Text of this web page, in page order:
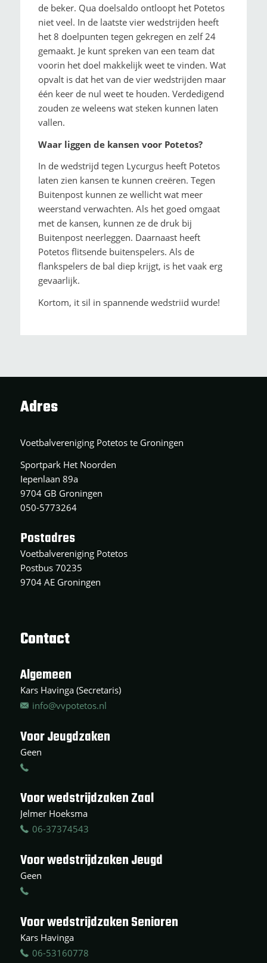
de beker. Qua doelsaldo ontloopt het Potetos
niet veel. In de laatste vier wedstrijden heeft
het 8 doelpunten tegen gekregen en zelf 24
gemaakt. Je kunt spreken van een team dat
voorin het doel makkelijk weet te vinden. Wat
opvalt is dat het van de vier wedstrijden maar
één keer de nul weet te houden. Verdedigend
zouden ze weleens wat steken kunnen laten
vallen.
Waar liggen de kansen voor Potetos?
In de wedstrijd tegen Lycurgus heeft Potetos
laten zien kansen te kunnen creëren. Tegen
Buitenpost kunnen ze wellicht wat meer
weerstand verwachten. Als het goed omgaat
met de kansen, kunnen ze de druk bij
Buitenpost neerleggen. Daarnaast heeft
Potetos flitsende buitenspelers. Als de
flankspelers de bal diep krijgt, is het vaak erg
gevaarlijk.
Kortom, it sil in spannende wedstriid wurde!
Adres
Voetbalvereniging Potetos te Groningen
Sportpark Het Noorden
Iepenlaan 89a
9704 GB Groningen
050-5773264
Postadres
Voetbalvereniging Potetos
Postbus 70235
9704 AE Groningen
Contact
Algemeen
Kars Havinga (Secretaris)
info@vvpotetos.nl
Voor Jeugdzaken
Geen
Voor wedstrijdzaken Zaal
Jelmer Hoeksma
06-37374543
Voor wedstrijdzaken Jeugd
Geen
Voor wedstrijdzaken Senioren
Kars Havinga
06-53160778